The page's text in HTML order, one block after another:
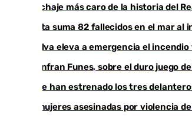
El fichaje más caro de la historia del
Ceuta suma 82 fallecidos en el mar
Huelva eleva a emergencia el
Juanfran Funes, sobre el duro juego
Ya se han estrenado los tres
35 mujeres asesinadas por violencia